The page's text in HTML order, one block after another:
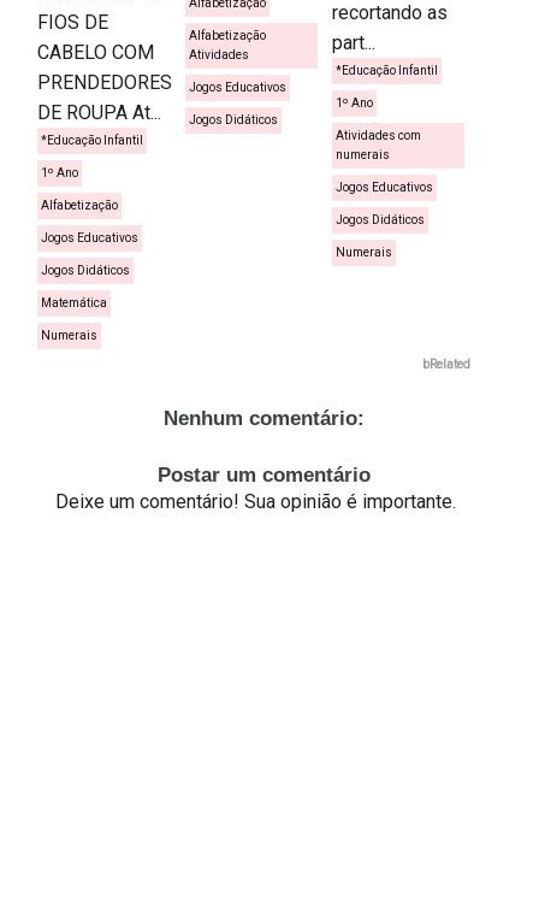
FIOS DE
CABELO COM
PRENDEDORES
DE ROUPA At...
*Educação Infantil
1º Ano
Alfabetização
Jogos Educativos
Jogos Didáticos
Matemática
Numerais
Alfabetização
Alfabetização
Atividades
Jogos Educativos
Jogos Didáticos
recortando as
part...
*Educação Infantil
1º Ano
Atividades com
numerais
Jogos Educativos
Jogos Didáticos
Numerais
bRelated
Nenhum comentário:
Postar um comentário
Deixe um comentário! Sua opinião é importante.